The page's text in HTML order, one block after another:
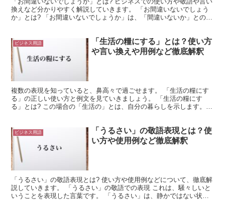
換えなど分かりやすく解説していきます。 「お間違いないでしょう
か」とは? 「お間違いないでしょうか」は、「間違いないか」との内
ビジネス用語
「生活の糧にする」とは？使い方
や言い換えや用例など徹底解釈
複数の表現を知っていると、鼻高々で過ごせます。 「生活の糧にす
る」の正しい使い方と例文を見ていきましょう。 「生活の糧にす
る」とは? この場合の「生活の」とは、自分の暮らしを示します。
ビジネス用語
「うるさい」の敬語表現とは？使
い方や使用例など徹底解釈
「うるさい」の敬語表現とは? 使い方や使用例などについて、徹底解
説していきます。 「うるさい」の敬語での表現 これは、騒々しいと
いうことを表現した言葉です。 「うるさい」は、静かではない状態